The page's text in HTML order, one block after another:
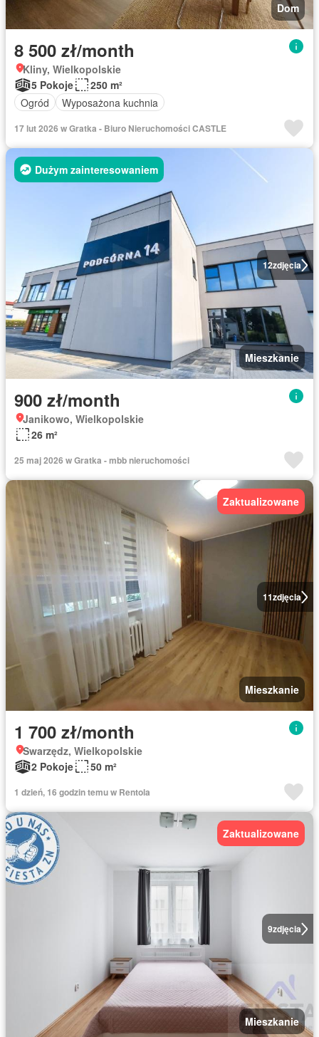
Dom
8 500 zł/month
Kliny, Wielkopolskie
5 Pokoje
250 m²
Ogród
Wyposażona kuchnia
17 lut 2026 w Gratka - Biuro Nieruchomości CASTLE
12zdjęcia
Dużym zainteresowaniem
Mieszkanie
900 zł/month
Janikowo, Wielkopolskie
26 m²
25 maj 2026 w Gratka - mbb nieruchomości
11zdjęcia
Zaktualizowane
Mieszkanie
1 700 zł/month
Swarzędz, Wielkopolskie
2 Pokoje
50 m²
1 dzień, 16 godzin temu w Rentola
9zdjęcia
Zaktualizowane
Mieszkanie